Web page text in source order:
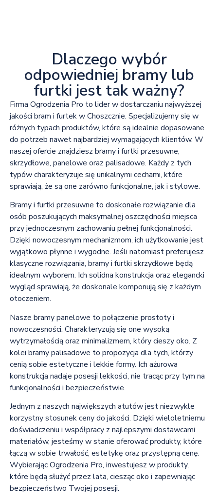
Dlaczego wybór
odpowiedniej bramy lub
furtki jest tak ważny?
Firma Ogrodzenia Pro to lider w dostarczaniu najwyższej
jakości bram i furtek w Choszcznie. Specjalizujemy się w
różnych typach produktów, które są idealnie dopasowane
do potrzeb nawet najbardziej wymagających klientów. W
naszej ofercie znajdziesz bramy i furtki przesuwne,
skrzydłowe, panelowe oraz palisadowe. Każdy z tych
typów charakteryzuje się unikalnymi cechami, które
sprawiają, że są one zarówno funkcjonalne, jak i stylowe.
Bramy i furtki przesuwne to doskonałe rozwiązanie dla
osób poszukujących maksymalnej oszczędności miejsca
przy jednoczesnym zachowaniu pełnej funkcjonalności.
Dzięki nowoczesnym mechanizmom, ich użytkowanie jest
wyjątkowo płynne i wygodne. Jeśli natomiast preferujesz
klasyczne rozwiązania, bramy i furtki skrzydłowe będą
idealnym wyborem. Ich solidna konstrukcja oraz elegancki
wygląd sprawiają, że doskonale komponują się z każdym
otoczeniem.
Nasze bramy panelowe to połączenie prostoty i
nowoczesności. Charakteryzują się one wysoką
wytrzymałością oraz minimalizmem, który cieszy oko. Z
kolei bramy palisadowe to propozycja dla tych, którzy
cenią sobie estetyczne i lekkie formy. Ich ażurowa
konstrukcja nadaje posesji lekkości, nie tracąc przy tym na
funkcjonalności i bezpieczeństwie.
Jednym z naszych największych atutów jest niezwykle
korzystny stosunek ceny do jakości. Dzięki wieloletniemu
doświadczeniu i współpracy z najlepszymi dostawcami
materiałów, jesteśmy w stanie oferować produkty, które
łączą w sobie trwałość, estetykę oraz przystępną cenę.
Wybierając Ogrodzenia Pro, inwestujesz w produkty,
które będą służyć przez lata, ciesząc oko i zapewniając
bezpieczeństwo Twojej posesji.